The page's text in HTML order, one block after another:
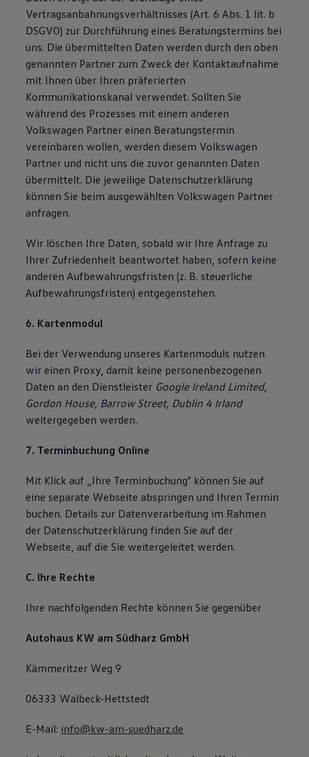
Vertragsanbahnungsverhältnisses (Art. 6 Abs. 1 lit. b
DSGVO) zur Durchführung eines Beratungstermins bei
uns. Die übermittelten Daten werden durch den oben
genannten Partner zum Zweck der Kontaktaufnahme
mit Ihnen über Ihren präferierten
Kommunikationskanal verwendet. Sollten Sie
während des Prozesses mit einem anderen
Volkswagen Partner einen Beratungstermin
vereinbaren wollen, werden diesem Volkswagen
Partner und nicht uns die zuvor genannten Daten
übermittelt. Die jeweilige Datenschutzerklärung
können Sie beim ausgewählten Volkswagen Partner
anfragen.
Wir löschen Ihre Daten, sobald wir Ihre Anfrage zu
Ihrer Zufriedenheit beantwortet haben, sofern keine
anderen Aufbewahrungsfristen (z. B. steuerliche
Aufbewahrungsfristen) entgegenstehen.
6. Kartenmodul
Bei der Verwendung unseres Kartenmoduls nutzen
wir einen Proxy, damit keine personenbezogenen
Daten an den Dienstleister Google Ireland Limited,
Gordon House, Barrow Street, Dublin 4 Irland
weitergegeben werden.
7. Terminbuchung Online
Mit Klick auf „Ihre Terminbuchung" können Sie auf
eine separate Webseite abspringen und Ihren Termin
buchen. Details zur Datenverarbeitung im Rahmen
der Datenschutzerklärung finden Sie auf der
Webseite, auf die Sie weitergeleitet werden.
C. Ihre Rechte
Ihre nachfolgenden Rechte können Sie gegenüber
Autohaus KW am Südharz GmbH
Kämmeritzer Weg 9
06333 Walbeck-Hettstedt
E-Mail: info@kw-am-suedharz.de